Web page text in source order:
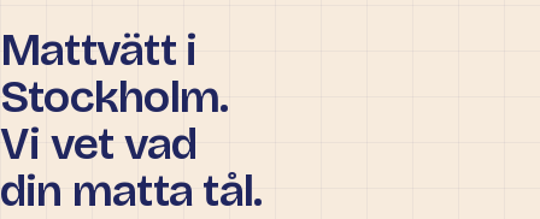
Mattvätt i
Stockholm.
Vi vet vad
din matta tål.